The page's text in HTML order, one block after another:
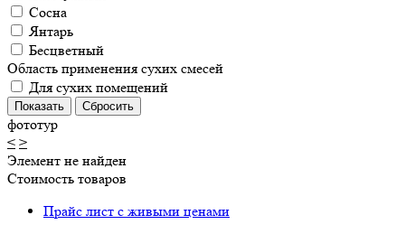
Сосна
Янтарь
Бесцветный
Область применения сухих смесей
Для сухих помещений
фототур
< >
Элемент не найден
Стоимость товаров
Прайс лист с живыми ценами